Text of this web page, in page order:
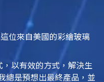
位來自美國的彩繪玻璃
以有效的方式，解決生
總是預想出最終產品，並